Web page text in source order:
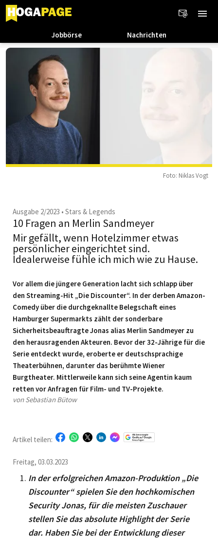
Jobbörse Nachrichten
Foto: Niklas Vogt
Ausgabe 2/2023 • Stars & Legends
10 Fragen an Merlin Sandmeyer
Mir gefällt, wenn Hotelzimmer etwas
persönlicher eingerichtet sind.
Idealerweise fühle ich mich wie zu Hause.
Vor allem die jüngere Generation lacht sich schlapp über
den Streaming-Hit „Die Discounter“. In der derben Amazon-
Comedy über die durchgeknallte Belegschaft eines
Hamburger Supermarkts zählt der sonderbare
Sicherheitsbeauftragte Jonas alias Merlin Sandmeyer zu
den herausragenden Akteuren. Bevor der 32-Jährige für die
Serie entdeckt wurde, eroberte er deutschsprachige
Theaterbühnen, darunter das berühmte Wiener
Burgtheater. Mittlerweile kann sich seine Agentin kaum
retten vor Anfragen für Film- und TV-Projekte.
von Sebastian Bütow
Freitag, 03.03.2023
Artikel teilen:
In der erfolgreichen Amazon-Produktion „Die
Discounter“ spielen Sie den hochkomischen
Security Jonas, für die meisten Zuschauer
stellen Sie das absolute Highlight der Serie
dar. Haben Sie bei der Entwicklung dieser